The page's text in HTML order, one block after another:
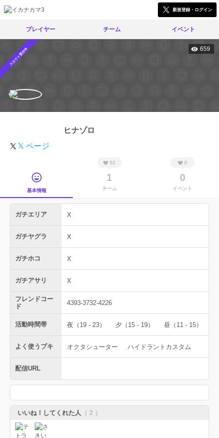
新規登録・ログイン
プレイヤー チーム イベント
スカウト受付中 659
ヒナゾロ
𝕏 ページ
基本情報
52
1
チーム
0
0
イベント
ガチエリア X
ガチヤグラ X
ガチホコ X
ガチアサリ X
フレンドコー
ド
4393-3732-4226
活動時間帯 夜（19 - 23） 夕（15 - 19） 昼（11 - 15）
よく使うブキ オクタシューター ハイドラントカスタム
配信URL
いいね！してくれた人 （ 2 ）